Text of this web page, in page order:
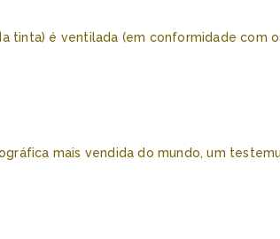
tinta) é ventilada (em conformidade com
mais vendida do mundo, um